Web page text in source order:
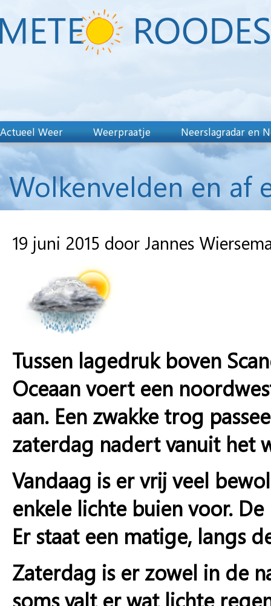
Actueel Weer Weerpraatje Neerslagradar en
Wolkenvelden en af
19 juni 2015 door Jannes
Tussen lagedruk boven
Oceaan voert een
aan. Een zwakke trog
zaterdag nadert vanuit het
Vandaag is er vrij veel
enkele lichte buien voor.
Er staat een matige, langs
Zaterdag is er zowel in de
soms valt er wat lichte